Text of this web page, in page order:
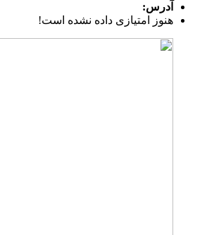
آدرس:
هنوز امتیازی داده نشده است!